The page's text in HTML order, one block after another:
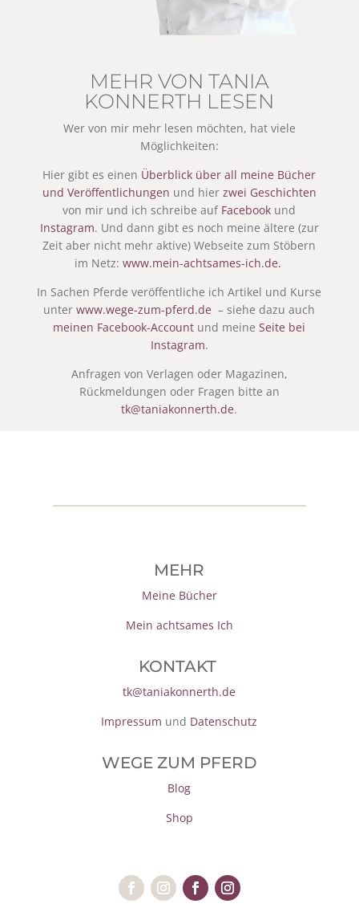
MEHR VON TANIA
KONNERTH LESEN
Wer von mir mehr lesen möchten, hat viele
Möglichkeiten:
Hier gibt es einen Überblick über all meine Bücher
und Veröffentlichungen und hier zwei Geschichten
von mir und ich schreibe auf Facebook und
Instagram. Und dann gibt es noch meine ältere (zur
Zeit aber nicht mehr aktive) Webseite zum Stöbern
im Netz: www.mein-achtsames-ich.de.
In Sachen Pferde veröffentliche ich Artikel und Kurse
unterwww.wege-zum-pferd.de – siehe dazu auch
meinen Facebook-Account und meineSeite bei
Instagram.
Anfragen von Verlagen oder Magazinen,
Rückmeldungen oder Fragen bitte an
tk@taniakonnerth.de.
MEHR
Meine Bücher
Mein achtsames Ich
KONTAKT
tk@taniakonnerth.de
Impressum und Datenschutz
WEGE ZUM PFERD
Blog
Shop